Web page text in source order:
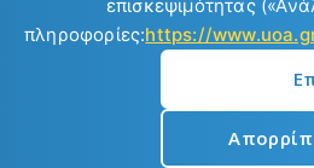
Copyright © 2026
Εθνικό και Καποδιστριακό
επισκεψιμότητας
πληροφορίες:https://